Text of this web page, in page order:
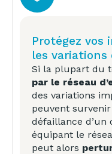
Protégez
les variations
Si la plupart du
par le réseau
des variations
peuvent
défaillance d’un
équipant le
peut alors